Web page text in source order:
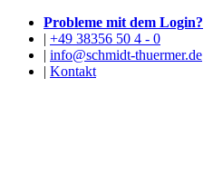
Probleme mit dem Login?
| +49 38356 50 4 - 0
| info@schmidt-thuermer.de
| Kontakt